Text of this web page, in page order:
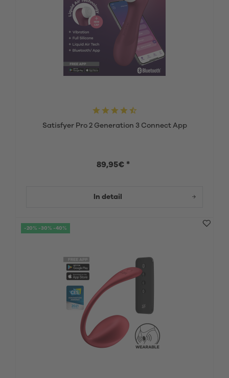
Satisfyer Pro 2 Generation 3 Connect App
89,95€ *
In detail
-20% -30% -40%